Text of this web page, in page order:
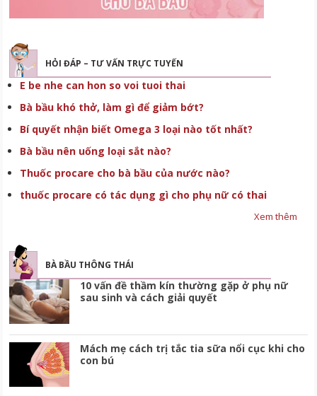
HỎI ĐÁP – TƯ VẤN TRỰC TUYẾN
E be nhe can hon so voi tuoi thai
Bà bầu khó thở, làm gì để giảm bớt?
Bí quyết nhận biết Omega 3 loại nào tốt nhất?
Bà bầu nên uống loại sắt nào?
Thuốc procare cho bà bầu của nước nào?
thuốc procare có tác dụng gì cho phụ nữ có thai
Xem thêm
BÀ BẦU THÔNG THÁI
10 vấn đề thầm kín thường gặp ở phụ nữ
sau sinh và cách giải quyết
Mách mẹ cách trị tắc tia sữa nổi cục khi cho
con bú